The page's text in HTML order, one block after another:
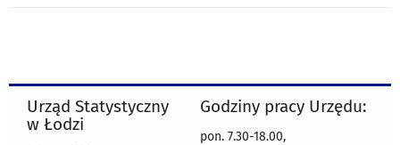
Urząd Statystyczny
w Łodzi
Godziny pracy Urzędu:
pon. 7.30-18.00,